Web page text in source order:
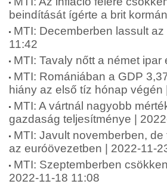
beindítását ígérte a brit
MTI: Decemberben lassult
11:42
MTI: Tavaly nőtt a német
MTI: Romániában a GDP
hiány az első tíz hónap végén
MTI: A vártnál nagyobb
gazdaság teljesítménye |
MTI: Javult novemberben,
az euróövezetben | 2022-11-
MTI: Szeptemberben
2022-11-18 11:08